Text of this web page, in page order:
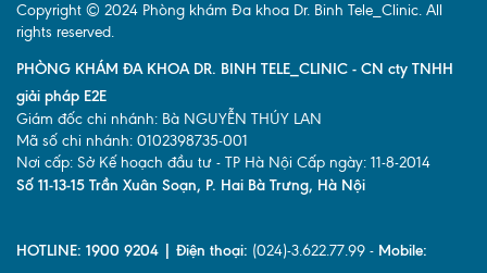
Bảo lãnh viện phí HỎI ĐÁP
TUYỂN DỤNG TRA CỨU HỒ SƠ
Copyright © 2024 Phòng khám Đa khoa Dr. Binh Tele_Clinic. All
rights reserved.
PHÒNG KHÁM ĐA KHOA DR. BINH TELE_CLINIC - CN cty TNHH
giải pháp E2E
Giám đốc chi nhánh: Bà NGUYỄN THÚY LAN
Mã số chi nhánh: 0102398735-001
Nơi cấp: Sở Kế hoạch đầu tư - TP Hà Nội Cấp ngày: 11-8-2014
Số 11-13-15 Trần Xuân Soạn, P. Hai Bà Trưng, Hà Nội
HOTLINE: 1900 9204 | Điện thoại: (024)-3.622.77.99 - Mobile: